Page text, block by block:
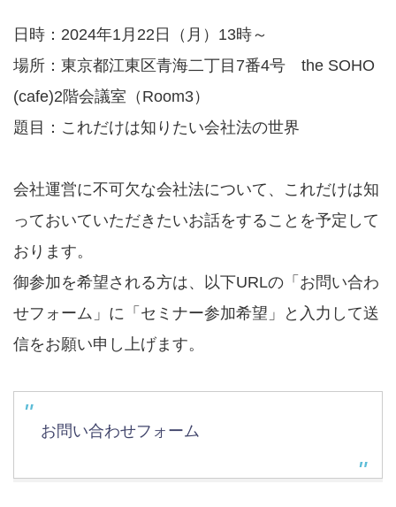
日時：2024年1月22日（月）13時～
場所：東京都江東区青海二丁目7番4号 the SOHO
(cafe)2階会議室（Room3）
題目：これだけは知りたい会社法の世界
会社運営に不可欠な会社法について、これだけは知
っておいていただきたいお話をすることを予定して
おります。
御参加を希望される方は、以下URLの「お問い合わ
せフォーム」に「セミナー参加希望」と入力して送
信をお願い申し上げます。
お問い合わせフォーム